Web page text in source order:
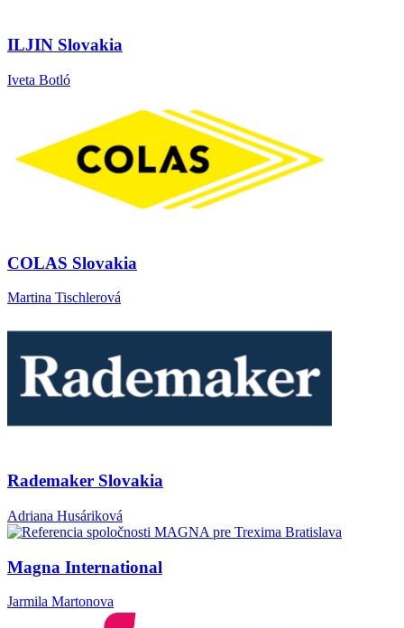
ILJIN Slovakia
Iveta Botló
COLAS Slovakia
Martina Tischlerová
Rademaker Slovakia
Adriana Husáriková
Magna International
Jarmila Martonova